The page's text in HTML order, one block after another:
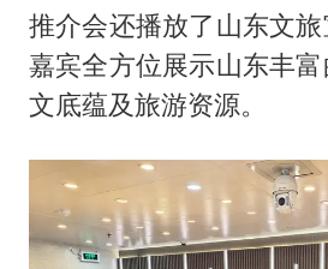
推介会还播放了山东文
嘉宾全方位展示山东丰
文底蕴及旅游资源。